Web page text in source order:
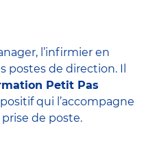
l’infirmier en
postes de direction. Il
Petit Pas
qui l’accompagne
de poste.